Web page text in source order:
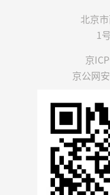
北京
1
京
京公网